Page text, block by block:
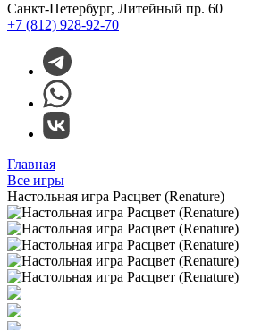
Санкт-Петербург, Литейный пр. 60
+7 (812) 928-92-70
Главная
Все игры
Настольная игра Расцвет (Renature)